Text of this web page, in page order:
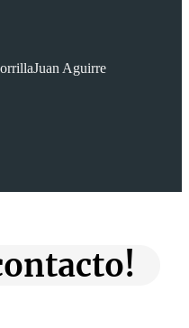
Juan Aguirre